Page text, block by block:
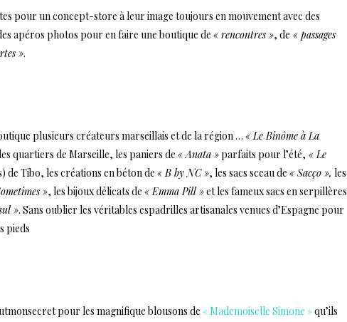
pour un concept-store à leur image toujours en mouvement avec des
apéros photos pour en faire une boutique de « rencontres », de « passages
».
plusieurs créateurs marseillais et de la région … « Le Binôme à La
quartiers de Marseille, les paniers de « Anata »parfaits pour l’été, « Le
de Tibo, les créations en béton de « B by NC », les sacs sceau de « Sacço », les
», les bijoux délicats de « Emma Pill »et les fameux sacs en serpillères
». Sans oublier les véritables espadrilles artisanales venues d’Espagne pour
pieds
pour les magnifique blousons de « Mademoiselle Simone »qu’ils